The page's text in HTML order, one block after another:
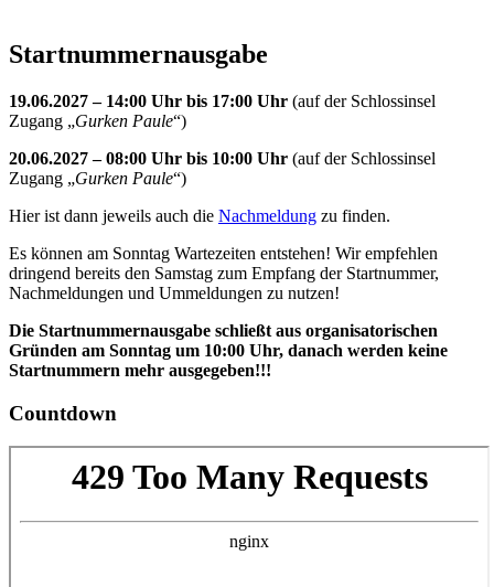
Startnummernausgabe
19.06.2027 – 14:00 Uhr bis 17:00 Uhr (auf der Schlossinsel
Zugang „Gurken Paule“)
20.06.2027 – 08:00 Uhr bis 10:00 Uhr (auf der Schlossinsel
Zugang „Gurken Paule“)
Hier ist dann jeweils auch die Nachmeldung zu finden.
Es können am Sonntag Wartezeiten entstehen! Wir empfehlen
dringend bereits den Samstag zum Empfang der Startnummer,
Nachmeldungen und Ummeldungen zu nutzen!
Die Startnummernausgabe schließt aus organisatorischen
Gründen am Sonntag um 10:00 Uhr, danach werden keine
Startnummern mehr ausgegeben!!!
Countdown